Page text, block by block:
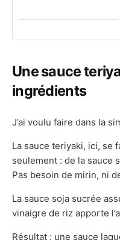
Une sauce
ingrédients
J’ai voulu faire dans la
La sauce teriyaki, ici, se
seulement : de la sauce
Pas besoin de mirin, ni
La sauce soja sucrée
vinaigre de riz apporte
Résultat : une sauce